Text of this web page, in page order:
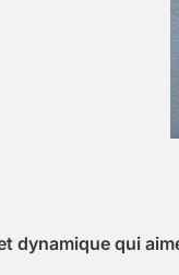
dynamique qui